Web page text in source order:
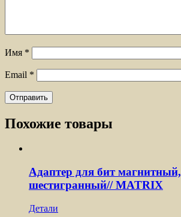
Имя *
Email *
Похожие товары
Адаптер для бит магнитный,
шестигранный// MATRIX
Детали